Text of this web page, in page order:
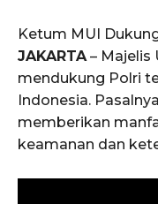
Ketum MUI
JAKARTA– Majelis
mendukung Polri
Indonesia.
memberikan
keamanan dan